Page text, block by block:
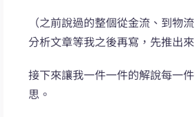
（之前說過的整個從金流、到物
分析文章等我之後再寫，先推出來
接下來讓我一件一件的解說每一
思。